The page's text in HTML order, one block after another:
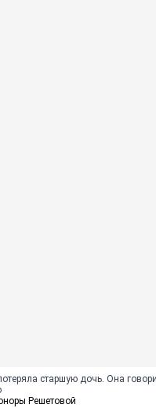
старшую дочь. Она
Решетовой